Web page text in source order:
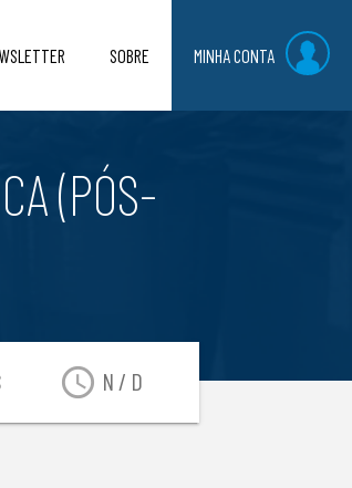
SOBRE MINHA CONTA
(PÓS-
access_time N / D